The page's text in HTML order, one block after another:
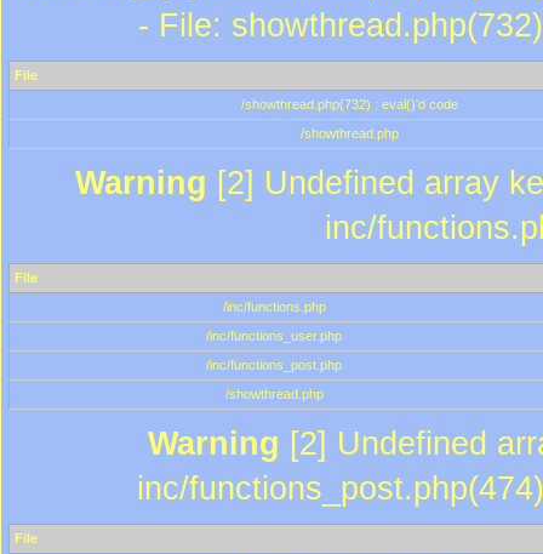
- File:
File
/showthread.php(732) : eval()'d code
/showthread.php
Warning [2] Undefined array
inc/
File
/inc/functions.php
/inc/functions_user.php
/inc/functions_post.php
/showthread.php
Warning [2] Undefined
inc/
File